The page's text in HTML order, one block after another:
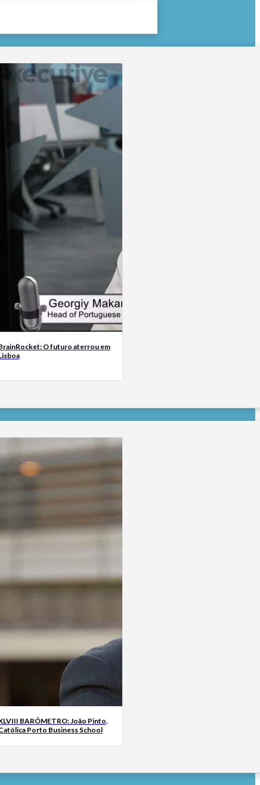
O futuro aterrou em
BARÓMETRO: João Pinto,
Porto Business School